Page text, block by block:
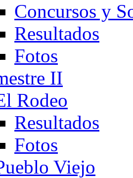
Concursos y
Resultados
Fotos
II
Rodeo
Resultados
Fotos
Viejo